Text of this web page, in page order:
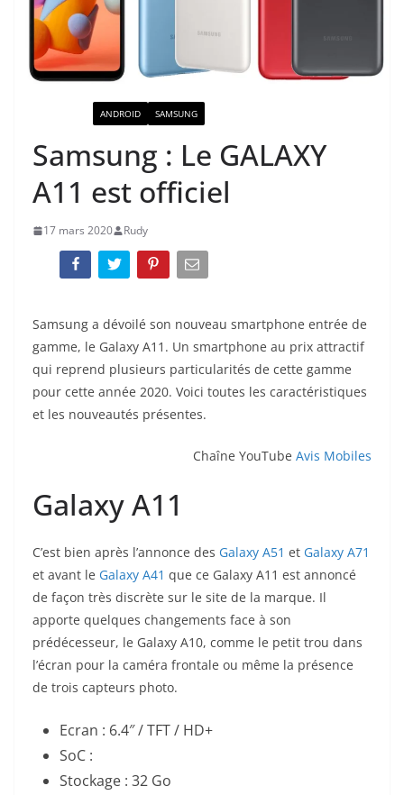
ANDROID SAMSUNG
Samsung : Le GALAXY
A11 est officiel
17 mars 2020 Rudy
Samsung a dévoilé son nouveau smartphone entrée de
gamme, le Galaxy A11. Un smartphone au prix attractif
qui reprend plusieurs particularités de cette gamme
pour cette année 2020. Voici toutes les caractéristiques
et les nouveautés présentes.
Chaîne YouTube Avis Mobiles
Galaxy A11
C’est bien après l’annonce des Galaxy A51 et Galaxy A71
et avant le Galaxy A41 que ce Galaxy A11 est annoncé
de façon très discrète sur le site de la marque. Il
apporte quelques changements face à son
prédécesseur, le Galaxy A10, comme le petit trou dans
l’écran pour la caméra frontale ou même la présence
de trois capteurs photo.
Ecran : 6.4″ / TFT / HD+
SoC :
Stockage : 32 Go